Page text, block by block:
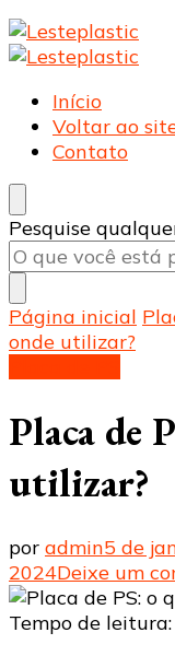
Lesteplastic
Blog – Lesteplastic
Lesteplastic
Blog – Lesteplastic
Início
Voltar ao
Contato
Procurando
algo?
Pesquise
Página inicial
onde utilizar?
Placa de
utilizar?
por admin5 de
2024Deixe um
Tempo de leitura: